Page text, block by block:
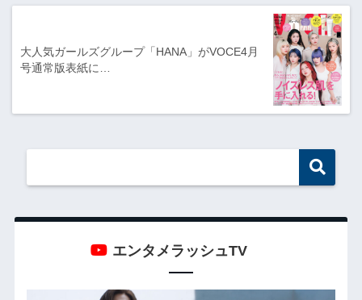
大人気ガールズグループ「HANA」がVOCE4月
号通常版表紙に…
エンタメラッシュTV